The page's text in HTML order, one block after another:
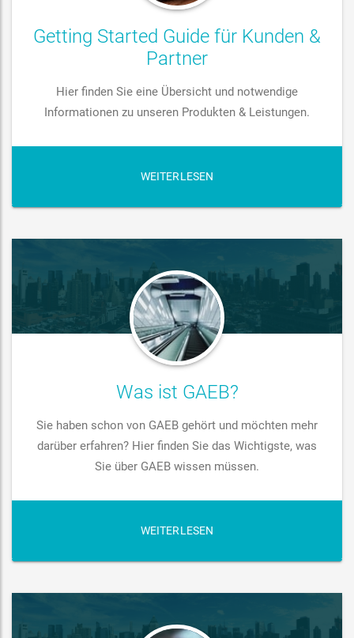
Getting Started Guide für Kunden &
Partner
Hier finden Sie eine Übersicht und notwendige
Informationen zu unseren Produkten & Leistungen.
WEITERLESEN
Was ist GAEB?
Sie haben schon von GAEB gehört und möchten mehr
darüber erfahren? Hier finden Sie das Wichtigste, was
Sie über GAEB wissen müssen.
WEITERLESEN